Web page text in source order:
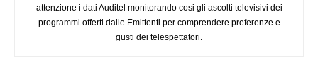
attenzione i dati Auditel monitorando cosi gli ascolti televisivi dei
programmi offerti dalle Emittenti per comprendere preferenze e
gusti dei telespettatori.